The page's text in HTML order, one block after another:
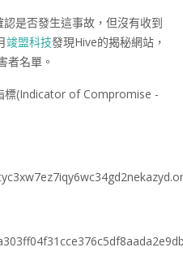
是否發生這事故，但沒有收到
竣盟科技發現Hive的揭秘網站，
者名單。
標(Indicator of Compromise -